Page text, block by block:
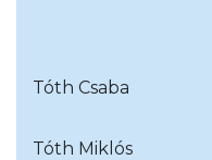
Tóth Csaba
Tóth Miklós